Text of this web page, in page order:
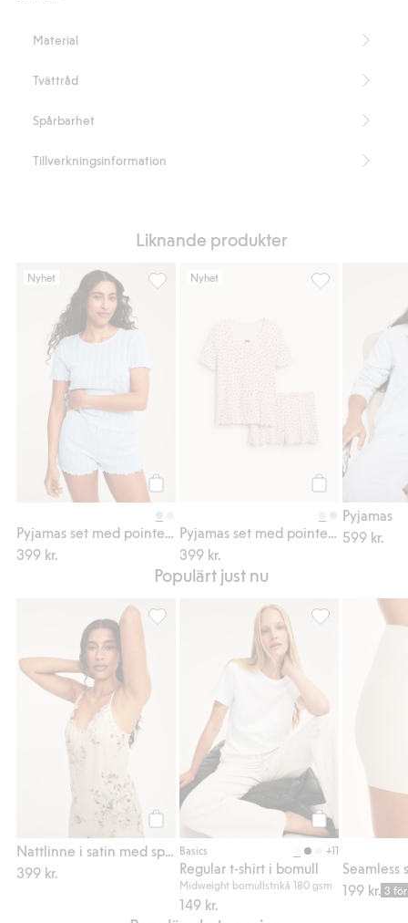
Längd överdel 49 cm i storlek S
Artikelnummer
Material
Tvättråd
Spårbarhet
Tillverkningsinformation
Liknande produkter
Nyhet
Köp
399 kr.
Nyhet
399 kr.
Pyjamas
599 kr.
Populärt just nu
Köp
399 kr.
Nattlinne i satin med spetskant, Lägg till
Köp
Basics +11
Regular t-shirt i bomull
Midweight bomullstrikå 180 gsm
149 kr.
Seamless
199 kr. 3